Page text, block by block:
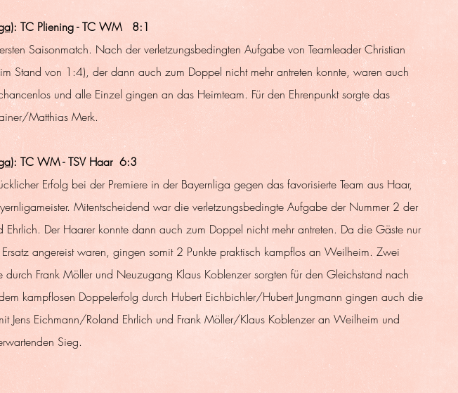
: TC Pliening - TC WM   8:1
Saisonmatch. Nach der verletzungsbedingten Aufgabe von Teamleader Christian
Stand von 1:4), der dann auch zum Doppel nicht mehr antreten konnte, waren auch
und alle Einzel gingen an das Heimteam. Für den Ehrenpunkt sorgte das
Matthias Merk.
): TC WM - TSV Haar  6:3
Erfolg bei der Premiere in der Bayernliga gegen das favorisierte Team aus Haar,
Mitentscheidend war die verletzungsbedingte Aufgabe der Nummer 2 der
Ehrlich. Der Haarer konnte dann auch zum Doppel nicht mehr antreten. Da die Gäste nur
angereist waren, gingen somit 2 Punkte praktisch kampflos an Weilheim. Zwei
durch Frank Möller und Neuzugang Klaus Koblenzer sorgten für den Gleichstand nach
kampflosen Doppelerfolg durch Hubert Eichbichler/Hubert Jungmann gingen auch die
Jens Eichmann/Roland Ehrlich und Frank Möller/Klaus Koblenzer an Weilheim und
Sieg.